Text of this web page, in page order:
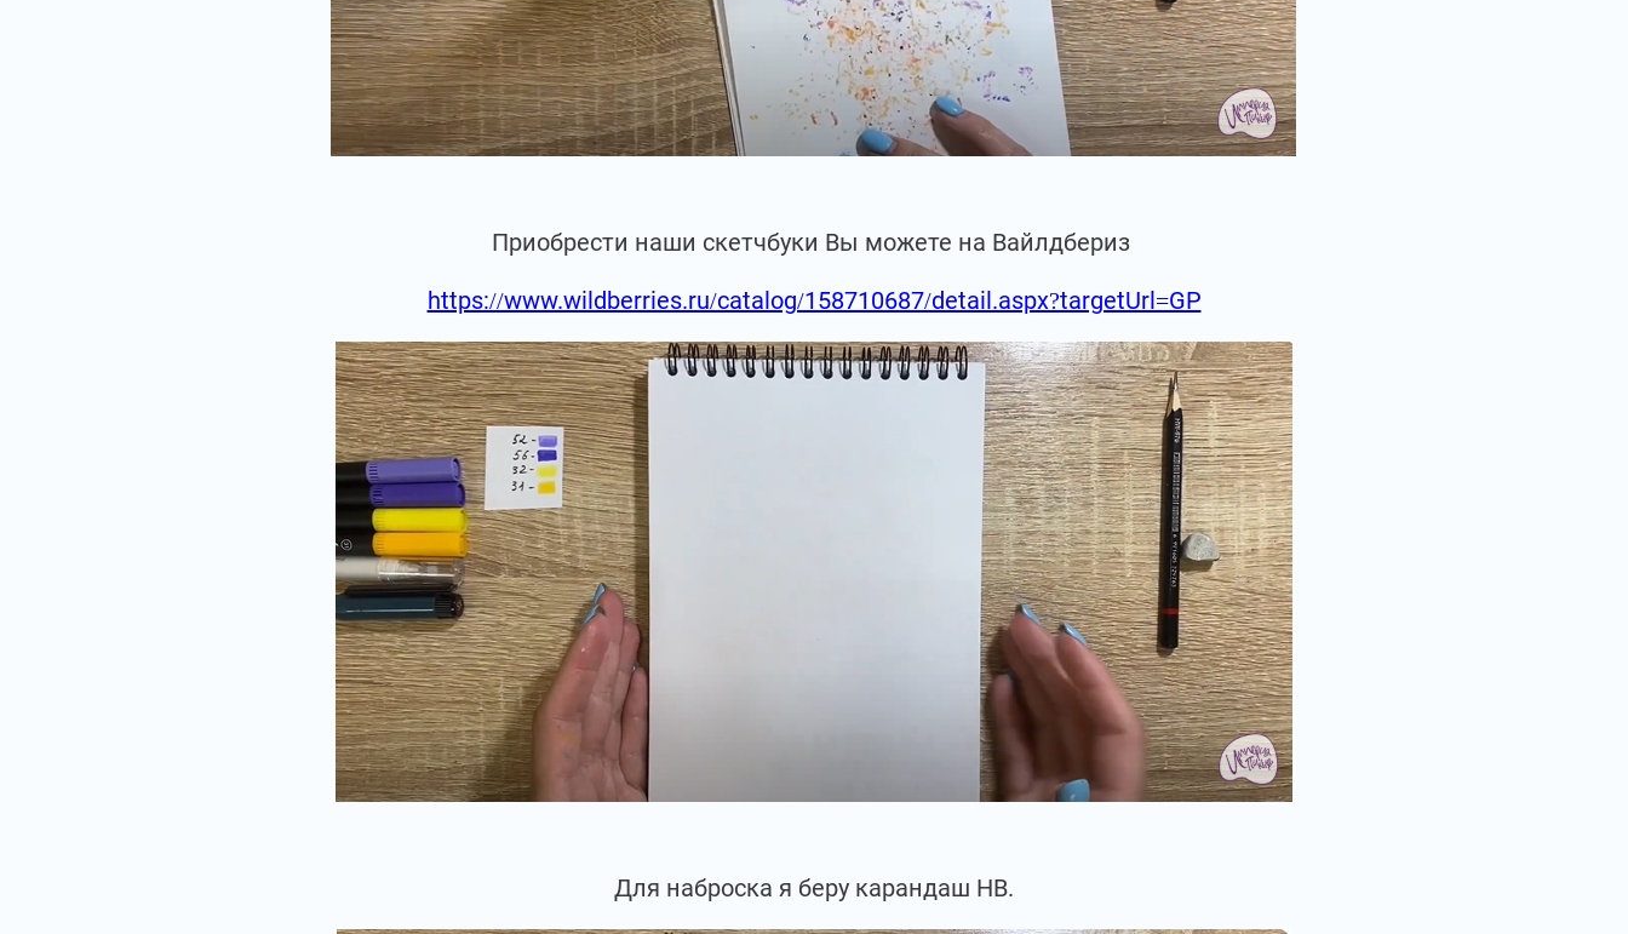
Приобрести наши скетчбуки Вы можете на Вайлдбериз
https://www.wildberries.ru/catalog/158710687/detail.aspx?targetUrl=GP
Для наброска я беру карандаш НВ.